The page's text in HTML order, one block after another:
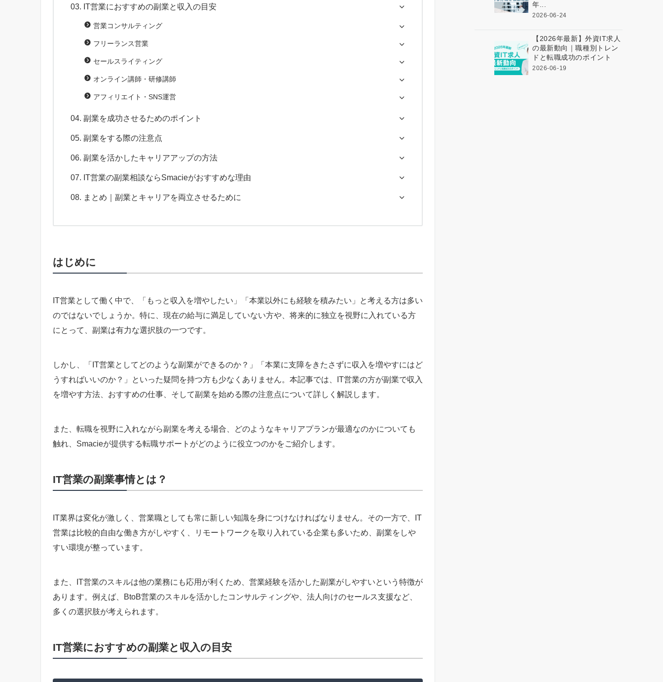
IT営業におすすめの副業と収入の目安
営業コンサルティング
フリーランス営業
セールスライティング
オンライン講師・研修講師
アフィリエイト・SNS運営
副業を成功させるためのポイント
副業をする際の注意点
副業を活かしたキャリアアップの方法
IT営業の副業相談ならSmacieがおすすめな理由
まとめ｜副業とキャリアを両立させるために
はじめに
IT営業として働く中で、「もっと収入を増やしたい」「本業以外にも経験を積みたい」と考える方は多い
のではないでしょうか。特に、現在の給与に満足していない方や、将来的に独立を視野に入れている方
にとって、副業は有力な選択肢の一つです。
しかし、「IT営業としてどのような副業ができるのか？」「本業に支障をきたさずに収入を増やすにはど
うすればいいのか？」といった疑問を持つ方も少なくありません。本記事では、IT営業の方が副業で収入
を増やす方法、おすすめの仕事、そして副業を始める際の注意点について詳しく解説します。
また、転職を視野に入れながら副業を考える場合、どのようなキャリアプランが最適なのかについても
触れ、Smacieが提供する転職サポートがどのように役立つのかをご紹介します。
IT営業の副業事情とは？
IT業界は変化が激しく、営業職としても常に新しい知識を身につけなければなりません。その一方で、IT
営業は比較的自由な働き方がしやすく、リモートワークを取り入れている企業も多いため、副業をしや
すい環境が整っています。
また、IT営業のスキルは他の業務にも応用が利くため、営業経験を活かした副業がしやすいという特徴が
あります。例えば、BtoB営業のスキルを活かしたコンサルティングや、法人向けのセールス支援など、
多くの選択肢が考えられます。
IT営業におすすめの副業と収入の目安
年...
2026-06-24
【2026年最新】外資IT求人
の最新動向｜職種別トレン
ドと転職成功のポイント
2026-06-19